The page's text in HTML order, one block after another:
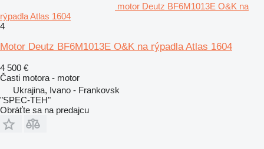
motor Deutz BF6M1013E O&K na
rýpadla Atlas 1604
4
Motor Deutz BF6M1013E O&K na rýpadla Atlas 1604
4 500 €
Časti motora - motor
Ukrajina, Ivano - Frankovsk
"SPEC-TEH"
Obráťte sa na predajcu